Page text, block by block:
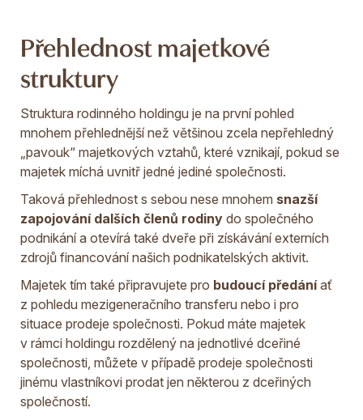
Přehlednost majetkové
struktury
Struktura rodinného holdingu je na první pohled
mnohem přehlednější než většinou zcela nepřehledný
„pavouk“ majetkových vztahů, které vznikají, pokud se
majetek míchá uvnitř jedné jediné společnosti.
Taková přehlednost s sebou nese mnohem snazší
zapojování dalších členů rodiny do společného
podnikání a otevírá také dveře při získávání externích
zdrojů financování našich podnikatelských aktivit.
Majetek tím také připravujete pro budoucí předání ať
z pohledu mezigeneračního transferu nebo i pro
situace prodeje společnosti. Pokud máte majetek
v rámci holdingu rozdělený na jednotlivé dceřiné
společnosti, můžete v případě prodeje společnosti
jinému vlastníkovi prodat jen některou z dceřiných
společností.